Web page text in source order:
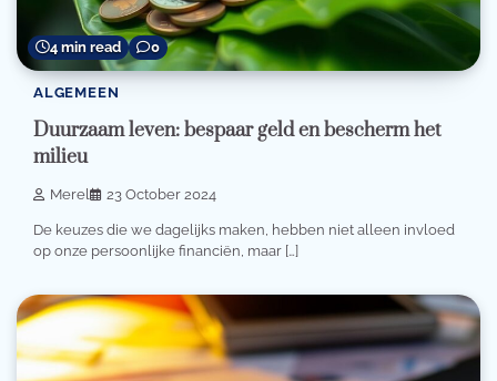
4 min read 0
ALGEMEEN
Duurzaam leven: bespaar geld en bescherm het
milieu
Merel 23 October 2024
De keuzes die we dagelijks maken, hebben niet alleen invloed
op onze persoonlijke financiën, maar […]